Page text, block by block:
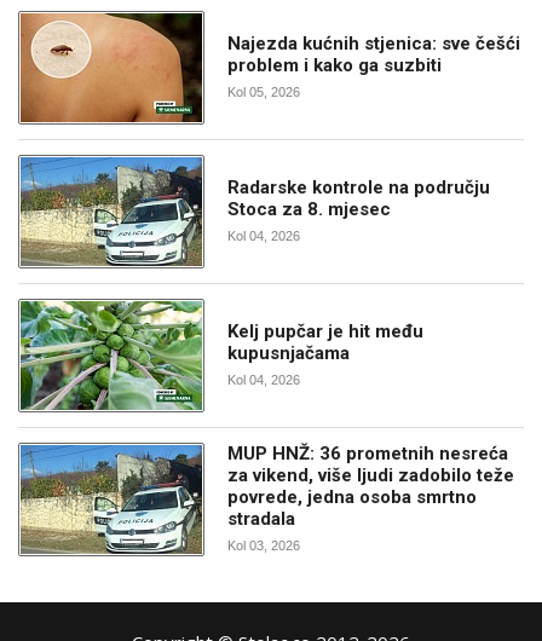
Najezda kućnih stjenica: sve češći
problem i kako ga suzbiti
Kol 05, 2026
Radarske kontrole na području
Stoca za 8. mjesec
Kol 04, 2026
Kelj pupčar je hit među
kupusnjačama
Kol 04, 2026
MUP HNŽ: 36 prometnih nesreća
za vikend, više ljudi zadobilo teže
povrede, jedna osoba smrtno
stradala
Kol 03, 2026